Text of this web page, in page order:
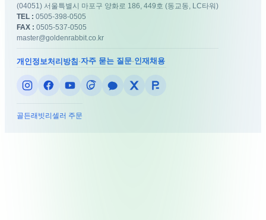
(04051) 서울특별시 마포구 양화로 186, 449호 (동교동, LC타워)
TEL : 0505-398-0505
FAX : 0505-537-0505
master@goldenrabbit.co.kr
개인정보처리방침·자주 묻는 질문·인재채용
골든래빗리셀러 주문